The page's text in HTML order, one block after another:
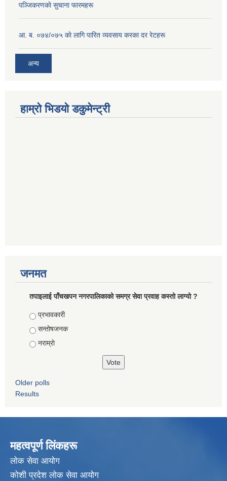
पञ्जिकरणकाे सुचाना फारमहरू
आ. ब. ०७४/०७५ काे लागि पारित व्यवसाय करका दर रेटहरू
अन्य
हाम्रो भिडयो डकुमेन्ट्री
जनमत
तपाइलाई पाँचखपन नगरपालिकाको समग्र सेवा प्रवाह कस्तो लाग्यो ?
Choices
प्रभावकारी
सन्तोषजनक
नराम्राे
Older polls
Results
महत्वपूर्ण लिंकहरू
लाेक सेवा आयाेग
कोशी प्रदेश लोक सेवा आयोग